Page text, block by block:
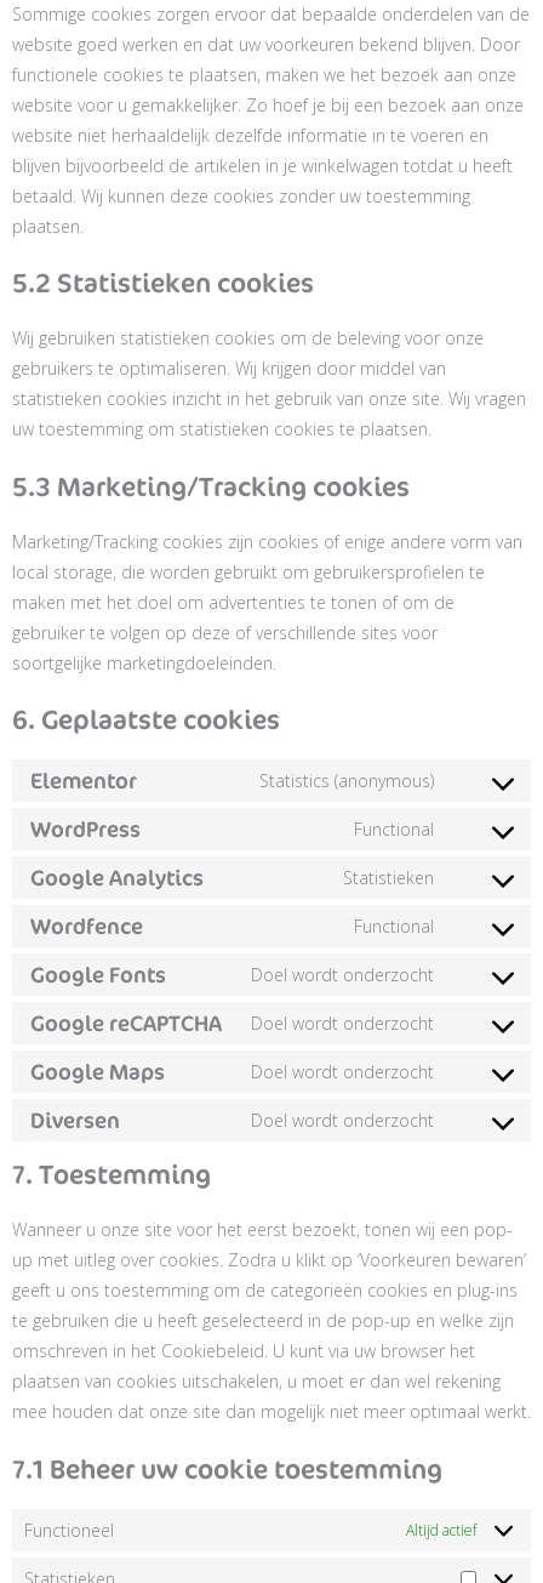
Sommige cookies zorgen ervoor dat bepaalde onderdelen van de
website goed werken en dat uw voorkeuren bekend blijven. Door
functionele cookies te plaatsen, maken we het bezoek aan onze
website voor u gemakkelijker. Zo hoef je bij een bezoek aan onze
website niet herhaaldelijk dezelfde informatie in te voeren en
blijven bijvoorbeeld de artikelen in je winkelwagen totdat u heeft
betaald. Wij kunnen deze cookies zonder uw toestemming
plaatsen.
5.2 Statistieken cookies
Wij gebruiken statistieken cookies om de beleving voor onze
gebruikers te optimaliseren. Wij krijgen door middel van
statistieken cookies inzicht in het gebruik van onze site. Wij vragen
uw toestemming om statistieken cookies te plaatsen.
5.3 Marketing/Tracking cookies
Marketing/Tracking cookies zijn cookies of enige andere vorm van
local storage, die worden gebruikt om gebruikersprofielen te
maken met het doel om advertenties te tonen of om de
gebruiker te volgen op deze of verschillende sites voor
soortgelijke marketingdoeleinden.
6. Geplaatste cookies
Elementor Statistics (anonymous)
WordPress Functional
Google Analytics Statistieken
Wordfence Functional
Google Fonts Doel wordt onderzocht
Google reCAPTCHA Doel wordt onderzocht
Google Maps Doel wordt onderzocht
Diversen Doel wordt onderzocht
7. Toestemming
Wanneer u onze site voor het eerst bezoekt, tonen wij een pop-
up met uitleg over cookies. Zodra u klikt op ‘Voorkeuren bewaren’
geeft u ons toestemming om de categorieën cookies en plug-ins
te gebruiken die u heeft geselecteerd in de pop-up en welke zijn
omschreven in het Cookiebeleid. U kunt via uw browser het
plaatsen van cookies uitschakelen, u moet er dan wel rekening
mee houden dat onze site dan mogelijk niet meer optimaal werkt.
7.1 Beheer uw cookie toestemming
Functioneel Altijd actief
Statistieken